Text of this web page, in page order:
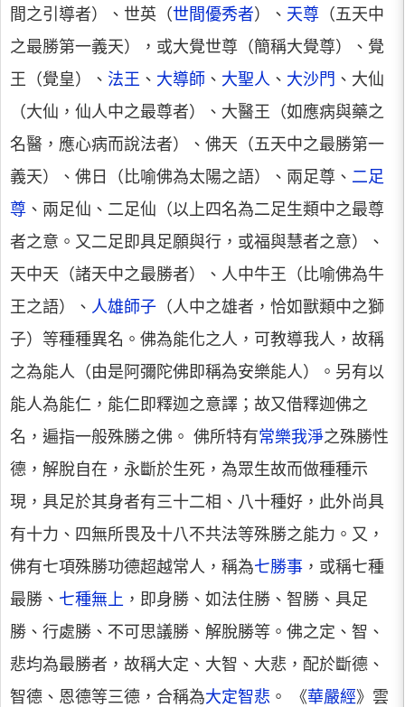
間之引導者）、世英（世間優秀者）、 天尊 （五天中
之最勝第一義天），或大覺世尊（簡稱大覺尊）、覺
王（覺皇）、 法王 、 大導師 、 大聖人 、 大沙門 、大仙
（大仙，仙人中之最尊者）、大醫王（如應病與藥之
名醫，應心病而說法者）、佛天（五天中之最勝第一
義天）、佛日（比喻佛為太陽之語）、兩足尊、 二足
尊 、兩足仙、二足仙（以上四名為二足生類中之最尊
者之意。又二足即具足願與行，或福與慧者之意）、
天中天（諸天中之最勝者）、人中牛王（比喻佛為牛
王之語）、 人雄師子 （人中之雄者，恰如獸類中之獅
子）等種種異名。佛為能化之人，可教導我人，故稱
之為能人（由是阿彌陀佛即稱為安樂能人）。另有以
能人為能仁，能仁即釋迦之意譯；故又借釋迦佛之
名，遍指一般殊勝之佛。 佛所特有常樂我淨之殊勝性
德，解脫自在，永斷於生死，為眾生故而做種種示
現，具足於其身者有三十二相、八十種好，此外尚具
有十力、四無所畏及十八不共法等殊勝之能力。又，
佛有七項殊勝功德超越常人，稱為七勝事 ，或稱七種
最勝、 七種無上 ，即身勝、如法住勝、智勝、具足
勝、行處勝、不可思議勝、解脫勝等。佛之定、智、
悲均為最勝者，故稱大定、大智、大悲，配於斷德、
智德、恩德等三德，合稱為大定智悲 。 《華嚴經》雲